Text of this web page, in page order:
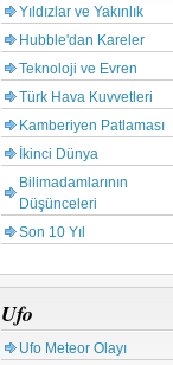
Yıldızlar ve Yakınlık
Hubble'dan Kareler
Teknoloji ve Evren
Türk Hava Kuvvetleri
Kamberiyen Patlaması
İkinci Dünya
Bilimadamlarının
Düşünceleri
Son 10 Yıl
Ufo
Ufo Meteor Olayı